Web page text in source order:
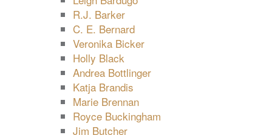
R.J. Barker
C. E. Bernard
Veronika Bicker
Holly Black
Andrea Bottlinger
Katja Brandis
Marie Brennan
Royce Buckingham
Jim Butcher